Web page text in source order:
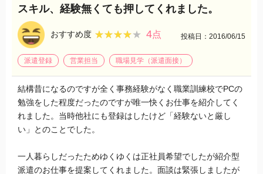
スキル、経験無くても押してくれました。
おすすめ度 ★★★★★
★★★★★ 4点 投稿日：2016/06/15
派遣登録 営業担当 職場見学（派遣面接）
結構昔になるのですが全く事務経験がなく職業訓練校でPCの
勉強をした程度だったのですが唯一快くお仕事を紹介してく
れました。当時他社にも登録はしたけど「経験ないと厳し
い」とのことでした。
一人暮らしだったためゆくゆくは正社員希望でしたが紹介型
派遣のお仕事を提案してくれました。面談は緊張しましたが